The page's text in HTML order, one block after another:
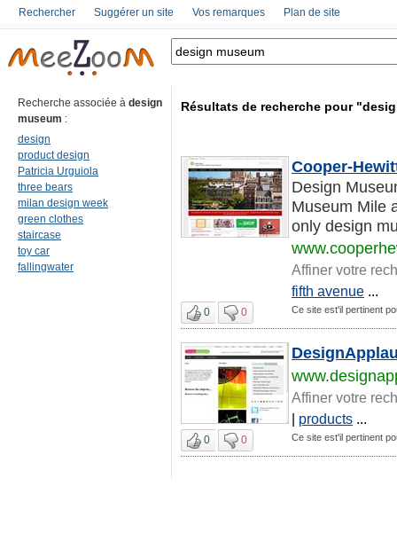
Rechercher Suggérer un site Vos remarques Plan de site
Recherche associée à design
museum :
design
product design
Patricia Urguiola
three bears
milan design week
green clothes
staircase
toy car
fallingwater
Résultats de recherche pour
Cooper-
Design
Museum Mile
only design
Affiner votre
fifth avenue ...
0 0 Ce site est'il pertinent
Affiner votre
| products ...
0 0 Ce site est'il pertinent